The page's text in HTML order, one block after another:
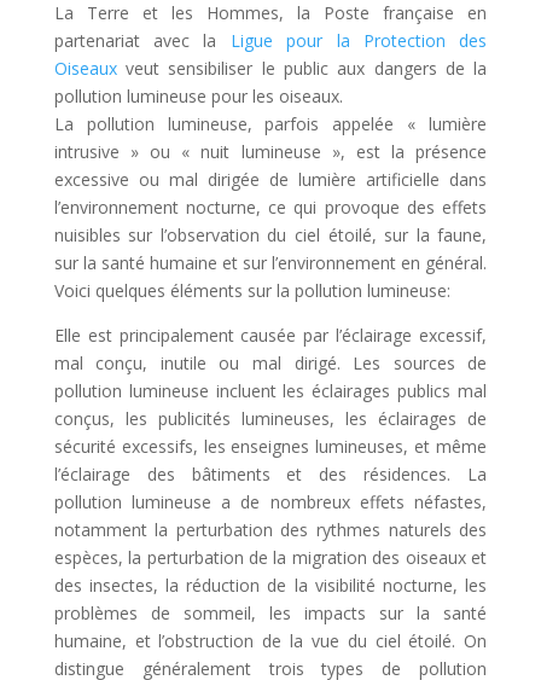
La Terre et les Hommes, la Poste française en
partenariat avec la Ligue pour la Protection des
Oiseauxveut sensibiliser le public aux dangers de la
pollution lumineuse pour les oiseaux.
La pollution lumineuse, parfois appelée « lumière
intrusive » ou « nuit lumineuse », est la présence
excessive ou mal dirigée de lumière artificielle dans
l’environnement nocturne, ce qui provoque des effets
nuisibles sur l’observation du ciel étoilé, sur la faune,
sur la santé humaine et sur l’environnement en général.
Voici quelques éléments sur la pollution lumineuse:
Elle est principalement causée par l’éclairage excessif,
mal conçu, inutile ou mal dirigé. Les sources de
pollution lumineuse incluent les éclairages publics mal
conçus, les publicités lumineuses, les éclairages de
sécurité excessifs, les enseignes lumineuses, et même
l’éclairage des bâtiments et des résidences. La
pollution lumineuse a de nombreux effets néfastes,
notamment la perturbation des rythmes naturels des
espèces, la perturbation de la migration des oiseaux et
des insectes, la réduction de la visibilité nocturne, les
problèmes de sommeil, les impacts sur la santé
humaine, et l’obstruction de la vue du ciel étoilé. On
distingue généralement trois types de pollution